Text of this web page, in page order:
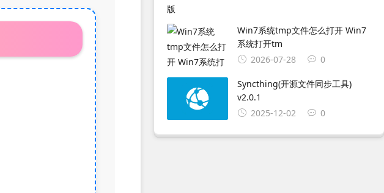
Win7系统tmp文件怎么打开 Win7
系统打开tm
2026-07-28
0
Syncthing(开源文件同步工具)
v2.0.1
2025-12-02
0